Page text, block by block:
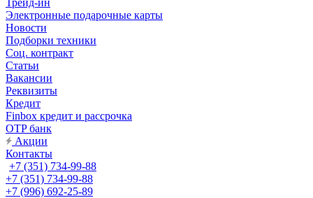
Трейд-ин
Электронные подарочные карты
Новости
Подборки техники
Соц. контракт
Статьи
Вакансии
Реквизиты
Кредит
Finbox кредит и рассрочка
OTP банк
Акции
Контакты
+7 (351) 734-99-88
+7 (351) 734-99-88
+7 (996) 692-25-89